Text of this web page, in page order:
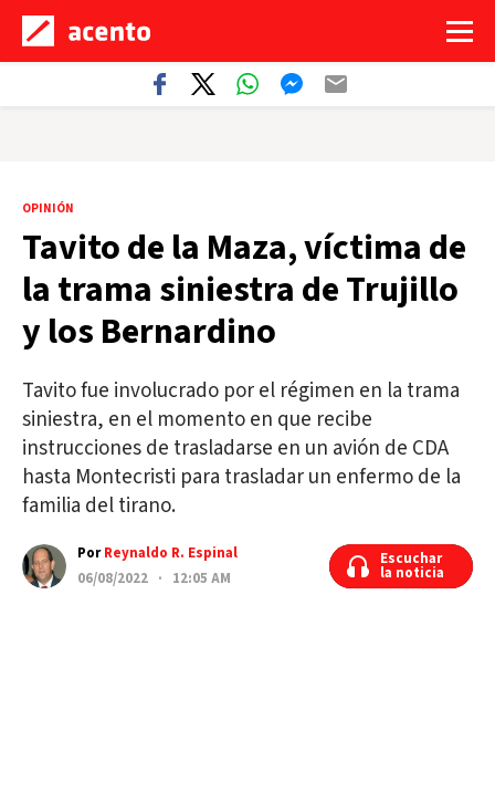
OPINIÓN
Tavito de la Maza, víctima de
la trama siniestra de Trujillo
y los Bernardino
Tavito fue involucrado por el régimen en la trama
siniestra, en el momento en que recibe
instrucciones de trasladarse en un avión de CDA
hasta Montecristi para trasladar un enfermo de la
familia del tirano.
PorReynaldo R. Espinal
06/08/2022 · 12:05 AM
Escuchar
la noticia
Escuchar
la noticia